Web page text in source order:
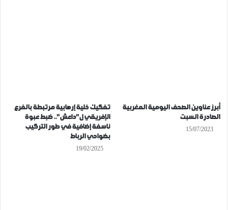
أبرز عناوين الصحف اليومية المغربية
الصادرة السبت
15/07/2023
تفكيك خلية إرهابية مرتبطة بالفرع
الإفريقي ل”داعش”.. ضبط عبوة
ناسفة إضافية في طور التركيب
بضواحي الرباط
19/02/2025